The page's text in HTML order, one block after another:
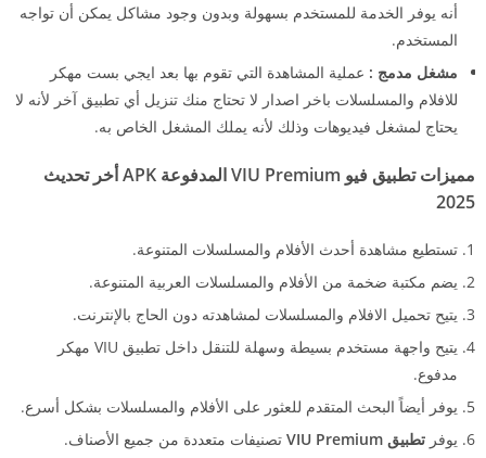
أنه يوفر الخدمة للمستخدم بسهولة وبدون وجود مشاكل يمكن أن تواجه
المستخدم.
مشغل مدمج : عملية المشاهدة التي تقوم بها بعد ايجي بست مهكر
للافلام والمسلسلات باخر اصدار لا تحتاج منك تنزيل أي تطبيق آخر لأنه لا
يحتاج لمشغل فيديوهات وذلك لأنه يملك المشغل الخاص به.
مميزات تطبيق فيو VIU Premium المدفوعة APK أخر تحديث
2025
تستطيع مشاهدة أحدث الأفلام والمسلسلات المتنوعة.
يضم مكتبة ضخمة من الأفلام والمسلسلات العربية المتنوعة.
يتيح تحميل الافلام والمسلسلات لمشاهدته دون الحاج بالإنترنت.
يتيح واجهة مستخدم بسيطة وسهلة للتنقل داخل تطبيق VIU مهكر
مدفوع.
يوفر أيضاً البحث المتقدم للعثور على الأفلام والمسلسلات بشكل أسرع.
يوفر تطبيق VIU Premium تصنيفات متعددة من جميع الأصناف.